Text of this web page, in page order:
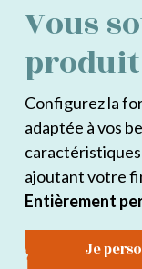
Vous
Configurez la
adaptée à vos
ajoutant votre
Entièrement
Je